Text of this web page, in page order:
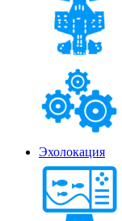
Эхолокация